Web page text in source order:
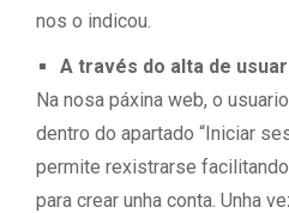
nos o indicou.
A través do alta de
Na nosa páxina web, o
dentro do apartado “Iniciar
permite rexistrarse
para crear unha conta. Unha